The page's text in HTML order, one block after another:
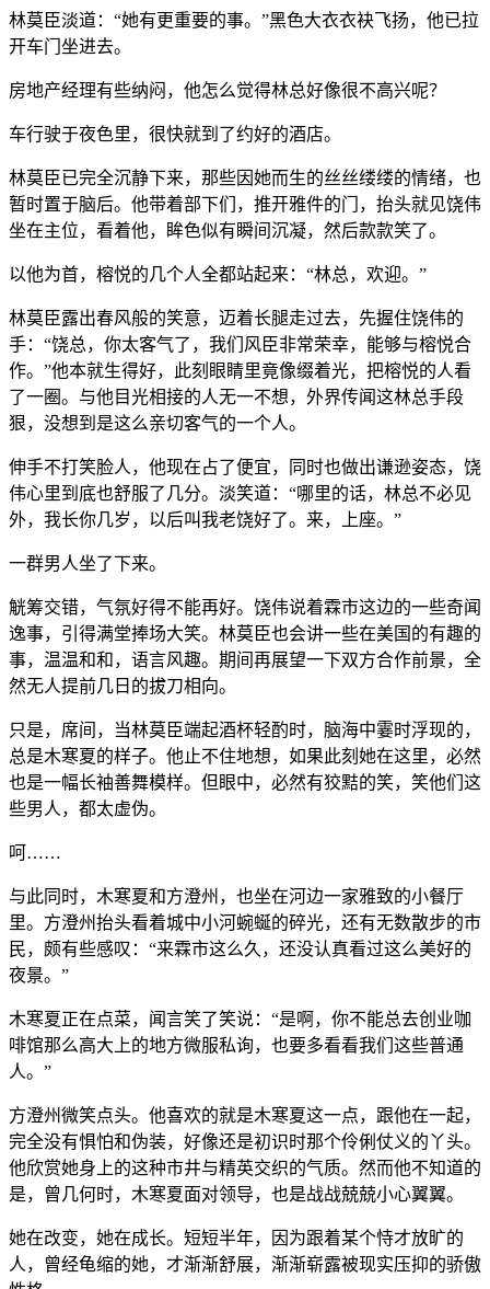
林莫臣淡道：“她有更重要的事。”黑色大衣衣袂飞扬，他已拉
开车门坐进去。
房地产经理有些纳闷，他怎么觉得林总好像很不高兴呢？
车行驶于夜色里，很快就到了约好的酒店。
林莫臣已完全沉静下来，那些因她而生的丝丝缕缕的情绪，也
暂时置于脑后。他带着部下们，推开雅件的门，抬头就见饶伟
坐在主位，看着他，眸色似有瞬间沉凝，然后款款笑了。
以他为首，榕悦的几个人全都站起来：“林总，欢迎。”
林莫臣露出春风般的笑意，迈着长腿走过去，先握住饶伟的
手：“饶总，你太客气了，我们风臣非常荣幸，能够与榕悦合
作。”他本就生得好，此刻眼睛里竟像缀着光，把榕悦的人看
了一圈。与他目光相接的人无一不想，外界传闻这林总手段
狠，没想到是这么亲切客气的一个人。
伸手不打笑脸人，他现在占了便宜，同时也做出谦逊姿态，饶
伟心里到底也舒服了几分。淡笑道：“哪里的话，林总不必见
外，我长你几岁，以后叫我老饶好了。来，上座。”
一群男人坐了下来。
觥筹交错，气氛好得不能再好。饶伟说着霖市这边的一些奇闻
逸事，引得满堂捧场大笑。林莫臣也会讲一些在美国的有趣的
事，温温和和，语言风趣。期间再展望一下双方合作前景，全
然无人提前几日的拔刀相向。
只是，席间，当林莫臣端起酒杯轻酌时，脑海中霎时浮现的，
总是木寒夏的样子。他止不住地想，如果此刻她在这里，必然
也是一幅长袖善舞模样。但眼中，必然有狡黠的笑，笑他们这
些男人，都太虚伪。
呵……
与此同时，木寒夏和方澄州，也坐在河边一家雅致的小餐厅
里。方澄州抬头看着城中小河蜿蜒的碎光，还有无数散步的市
民，颇有些感叹：“来霖市这么久，还没认真看过这么美好的
夜景。”
木寒夏正在点菜，闻言笑了笑说：“是啊，你不能总去创业咖
啡馆那么高大上的地方微服私询，也要多看看我们这些普通
人。”
方澄州微笑点头。他喜欢的就是木寒夏这一点，跟他在一起，
完全没有惧怕和伪装，好像还是初识时那个伶俐仗义的丫头。
他欣赏她身上的这种市井与精英交织的气质。然而他不知道的
是，曾几何时，木寒夏面对领导，也是战战兢兢小心翼翼。
她在改变，她在成长。短短半年，因为跟着某个恃才放旷的
人，曾经龟缩的她，才渐渐舒展，渐渐崭露被现实压抑的骄傲